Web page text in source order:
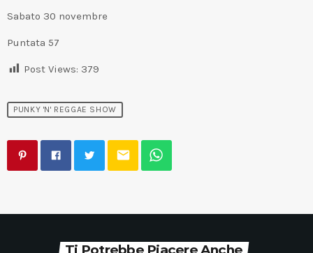
Sabato 30 novembre
Puntata 57
Post Views: 379
PUNKY 'N' REGGAE SHOW
email
Ti Potrebbe Piacere Anche